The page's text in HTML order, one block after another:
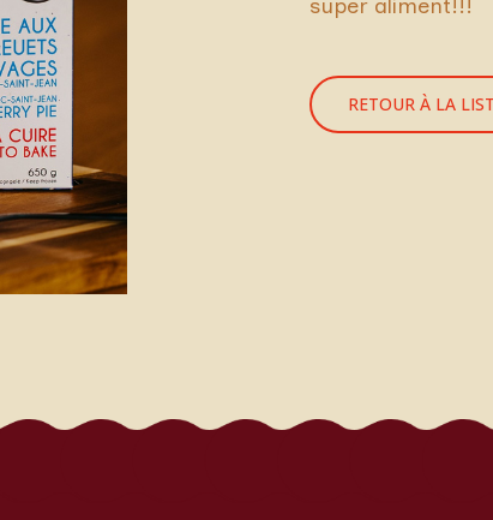
super aliment!!!
RETOUR À LA